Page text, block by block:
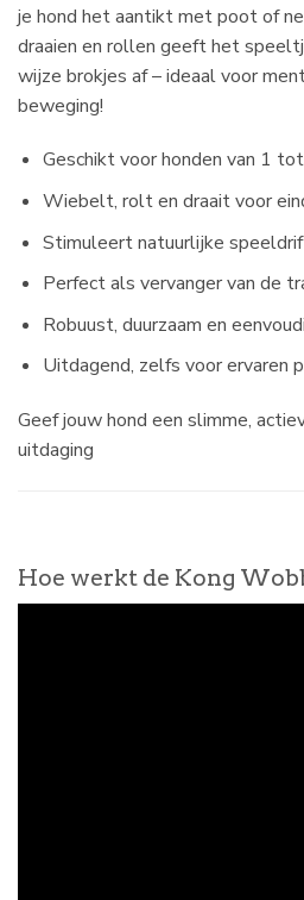
je hond het aantikt met poot of
draaien en rollen geeft het
wijze brokjes af – ideaal voor
beweging!
Geschikt voor honden van 1
Wiebelt, rolt en draait voor
Stimuleert natuurlijke
Perfect als vervanger van de
Robuust, duurzaam en
Uitdagend, zelfs voor ervaren
Geef jouw hond een slimme,
uitdaging
Hoe werkt de Kong